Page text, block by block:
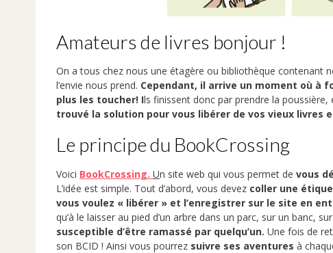
Amateurs de livres bonjour !
On a tous chez nous une étagère ou bibliothèque contenant
l’envie nous prend. Cependant, il arrive un moment où à
plus les toucher! Ils finissent donc par prendre la poussière,
trouvé la solution pour vous libérer de vos vieux livres
Le principe du BookCrossing
Voici BookCrossing. Un site web qui vous permet de vous
L’idée est simple. Tout d’abord, vous devez coller une
vous voulez « libérer » et l’enregistrer sur le site en
qu’à le laisser au pied d’un arbre dans un parc, sur un banc,
susceptible d’être ramassé par quelqu’un. Une fois de
son BCID ! Ainsi vous pourrez suivre ses aventures à